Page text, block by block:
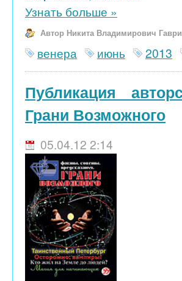
Узнать больше »
Автор Никита Владимирович
венера июнь 2013
Публикация
Грани Возможного
05.04.12 2:14